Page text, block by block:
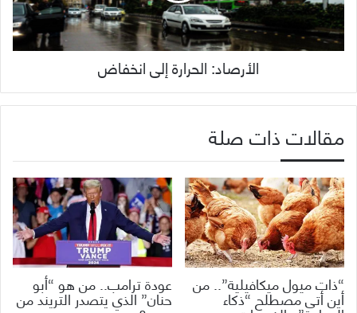
الأرصاد: الحرارة إلى انخفاض
مقالات ذات صلة
“ذات ميول ميكافيلية”.. من
أين أتى مصطلح “ذكاء
عودة ترامب.. من هو “أبو
حنان” الذي يتصدر التريند من